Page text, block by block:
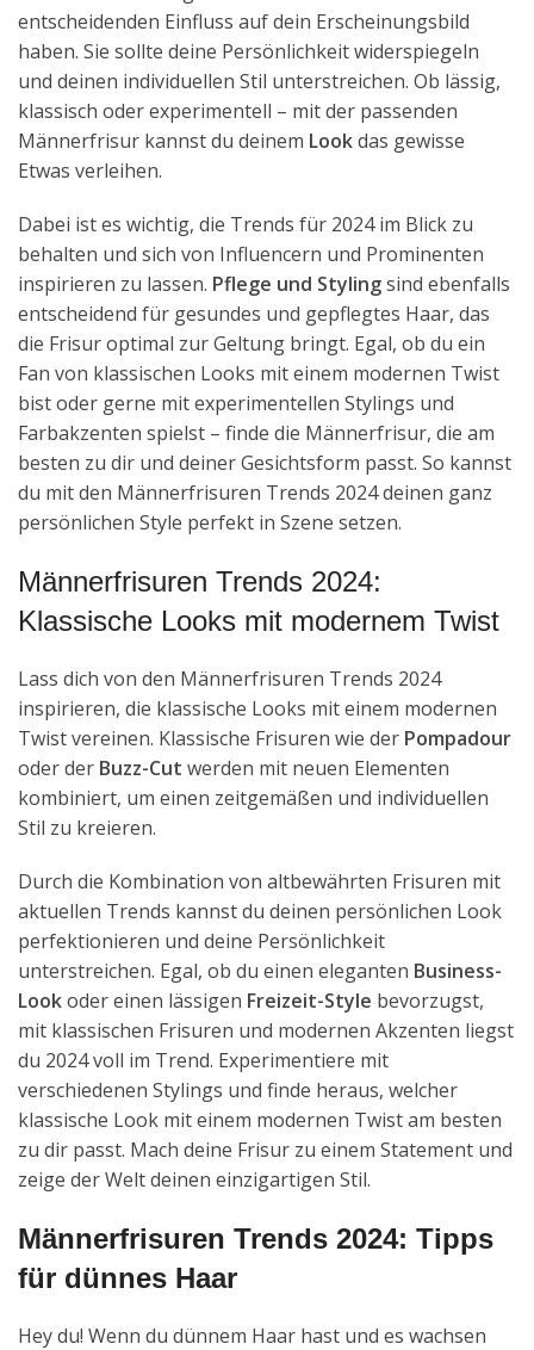
entscheidenden Einfluss auf dein Erscheinungsbild
haben. Sie sollte deine Persönlichkeit widerspiegeln
und deinen individuellen Stil unterstreichen. Ob lässig,
klassisch oder experimentell – mit der passenden
Männerfrisur kannst du deinem Lookdas gewisse
Etwas verleihen.
Dabei ist es wichtig, die Trends für 2024 im Blick zu
behalten und sich von Influencern und Prominenten
inspirieren zu lassen. Pflege und Stylingsind ebenfalls
entscheidend für gesundes und gepflegtes Haar, das
die Frisur optimal zur Geltung bringt. Egal, ob du ein
Fan von klassischen Looks mit einem modernen Twist
bist oder gerne mit experimentellen Stylings und
Farbakzenten spielst – finde die Männerfrisur, die am
besten zu dir und deiner Gesichtsform passt. So kannst
du mit den Männerfrisuren Trends 2024 deinen ganz
persönlichen Style perfekt in Szene setzen.
Männerfrisuren Trends 2024:
Klassische Looks mit modernem Twist
Lass dich von den Männerfrisuren Trends 2024
inspirieren, die klassische Looks mit einem modernen
Twist vereinen. Klassische Frisuren wie der Pompadour
oder der Buzz-Cut werden mit neuen Elementen
kombiniert, um einen zeitgemäßen und individuellen
Stil zu kreieren.
Durch die Kombination von altbewährten Frisuren mit
aktuellen Trends kannst du deinen persönlichen Look
perfektionieren und deine Persönlichkeit
unterstreichen. Egal, ob du einen eleganten Business-
Lookoder einen lässigen Freizeit-Style bevorzugst,
mit klassischen Frisuren und modernen Akzenten liegst
du 2024 voll im Trend. Experimentiere mit
verschiedenen Stylings und finde heraus, welcher
klassische Look mit einem modernen Twist am besten
zu dir passt. Mach deine Frisur zu einem Statement und
zeige der Welt deinen einzigartigen Stil.
Männerfrisuren Trends 2024: Tipps
für dünnes Haar
Hey du! Wenn du dünnem Haar hast und es wachsen